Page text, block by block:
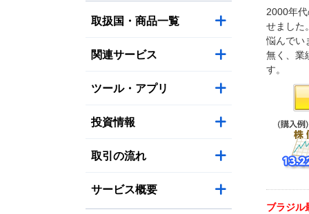
取扱国・商品一覧
関連サービス
ツール・アプリ
投資情報
取引の流れ
サービス概要
2000年
せました
悩んでい
無く、業
す。
ブラジル